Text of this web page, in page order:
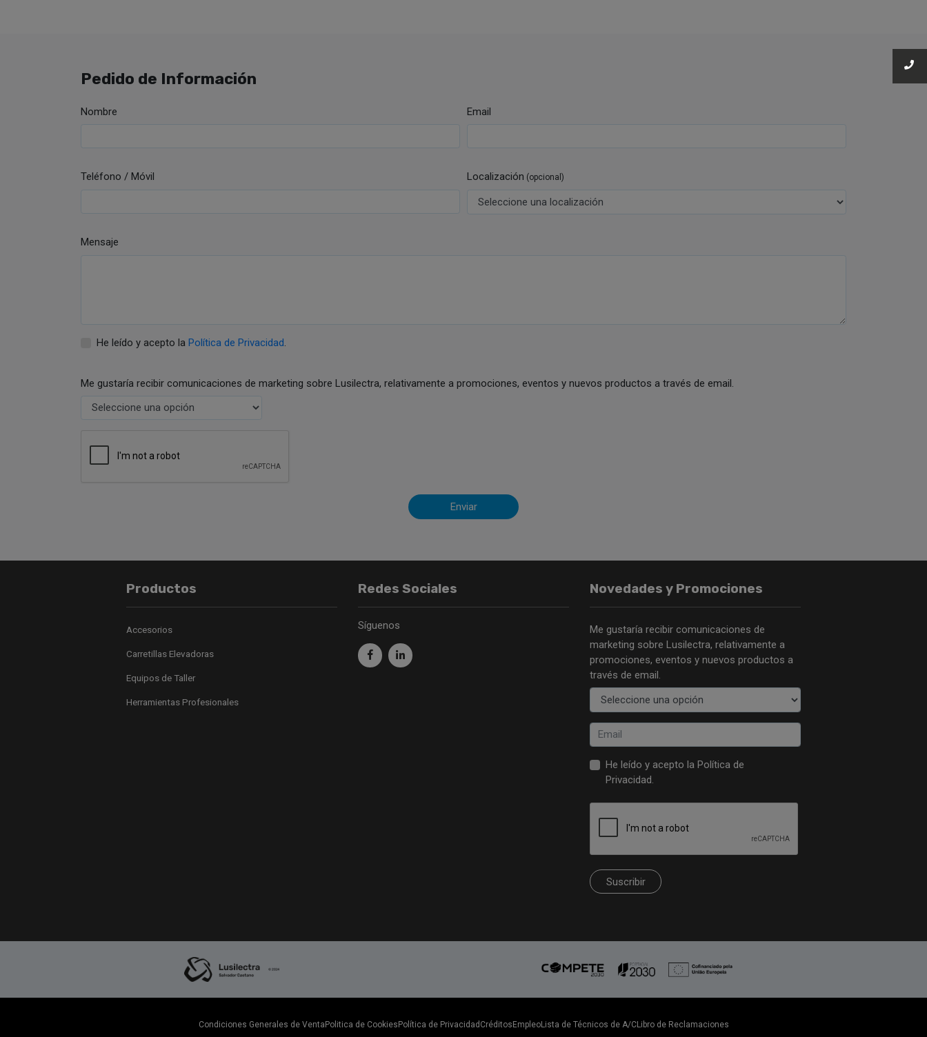
Pedido de Información
Nombre Email
Teléfono / Móvil Localización (opcional)
Mensaje
He leído y acepto la Política de Privacidad.
Me gustaría recibir comunicaciones de marketing sobre Lusilectra, relativamente a promociones, eventos y nuevos productos a través de email.
Enviar
Productos
Accesorios
Carretillas Elevadoras
Equipos de Taller
Herramientas Profesionales
Redes Sociales
Síguenos
Novedades y Promociones
Me gustaría recibir comunicaciones de
marketing sobre Lusilectra, relativamente a
promociones, eventos y nuevos productos a
través de email.
He leído y acepto la Política de
Privacidad.
Suscribir
Condiciones Generales de VentaPolitica de CookiesPolítica de Privacidad CréditosEmpleoLista de Técnicos de A/CLibro de Reclamaciones